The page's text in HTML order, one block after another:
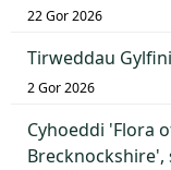
22 Gor 2026
Tirweddau
2 Gor 2026
Cyhoeddi 'Flora